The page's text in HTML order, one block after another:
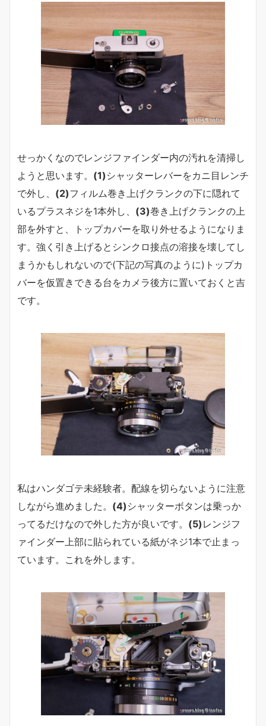
せっかくなのでレンジファインダー内の汚れを清掃し
ようと思います。 (1) シャッターレバーをカニ目レンチ
で外し、 (2)フィルム巻き上げクランクの下に隠れて
いるプラスネジを1本外し、 (3)巻き上げクランクの上
部を外すと、トップカバーを取り外せるようになりま
す。強く引き上げるとシンクロ接点の溶接を壊してし
まうかもしれないので(下記の写真のように)トップカ
バーを仮置きできる台をカメラ後方に置いておくと吉
です。
私はハンダゴテ未経験者。配線を切らないように注意
しながら進めました。 (4) シャッターボタンは乗っか
ってるだけなので外した方が良いです。 (5) レンジフ
ァインダー上部に貼られている紙がネジ1本で止まっ
ています。これを外します。